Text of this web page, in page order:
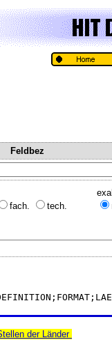
Feldbez
fach. tech.
der Länder